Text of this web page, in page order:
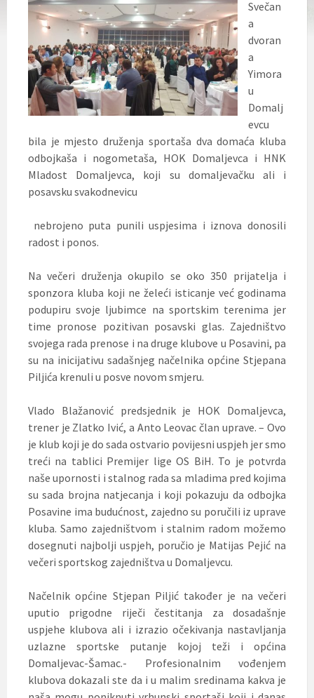
Svečan
a
dvoran
a
Yimora
u
Domalj
evcu
bila je mjesto druženja sportaša dva domaća kluba
odbojkaša i nogometaša, HOK Domaljevca i HNK
Mladost Domaljevca, koji su domaljevačku ali i
posavsku svakodnevicu
nebrojeno puta punili uspjesima i iznova donosili
radost i ponos.
Na večeri druženja okupilo se oko 350 prijatelja i
sponzora kluba koji ne želeći isticanje već godinama
podupiru svoje ljubimce na sportskim terenima jer
time pronose pozitivan posavski glas. Zajedništvo
svojega rada prenose i na druge klubove u Posavini, pa
su na inicijativu sadašnjeg načelnika općine Stjepana
Piljića krenuli u posve novom smjeru.
Vlado Blažanović predsjednik je HOK Domaljevca,
trener je Zlatko Ivić, a Anto Leovac član uprave. – Ovo
je klub koji je do sada ostvario povijesni uspjeh jer smo
treći na tablici Premijer lige OS BiH. To je potvrda
naše upornosti i stalnog rada sa mladima pred kojima
su sada brojna natjecanja i koji pokazuju da odbojka
Posavine ima budućnost, zajedno su poručili iz uprave
kluba. Samo zajedništvom i stalnim radom možemo
dosegnuti najbolji uspjeh, poručio je Matijas Pejić na
večeri sportskog zajedništva u Domaljevcu.
Načelnik općine Stjepan Piljić također je na večeri
uputio prigodne riječi čestitanja za dosadašnje
uspjehe klubova ali i izrazio očekivanja nastavljanja
uzlazne sportske putanje kojoj teži i općina
Domaljevac-Šamac.- Profesionalnim vođenjem
klubova dokazali ste da i u malim sredinama kakva je